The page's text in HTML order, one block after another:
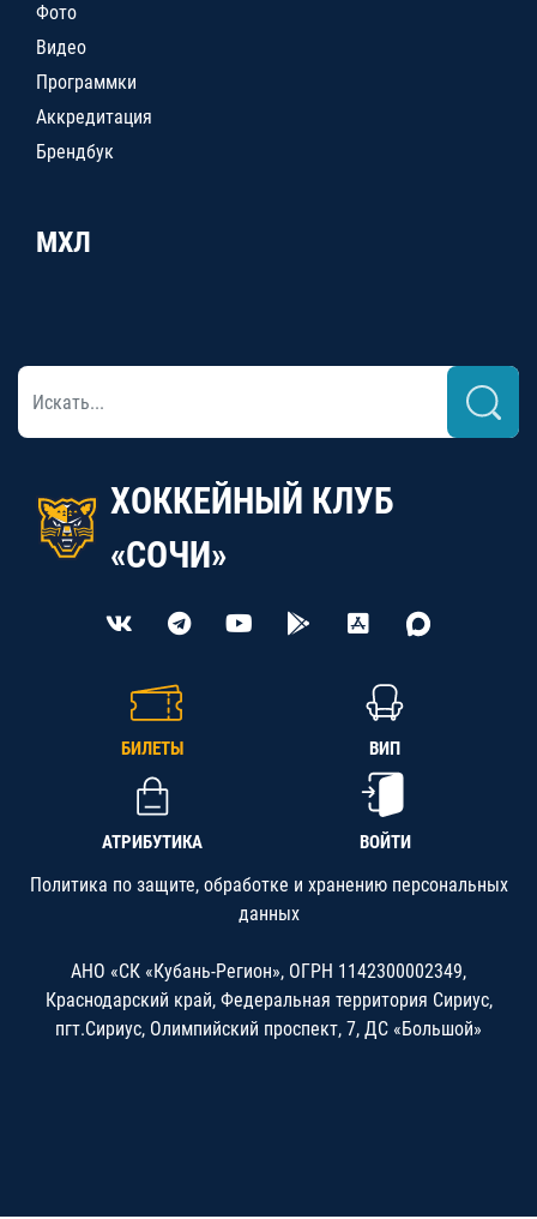
Фото
Видео
Программки
Аккредитация
Брендбук
МХЛ
ХОККЕЙНЫЙ КЛУБ
«СОЧИ»
БИЛЕТЫ ВИП
АТРИБУТИКА ВОЙТИ
Политика по защите, обработке и хранению персональных
данных
АНО «СК «Кубань-Регион», ОГРН 1142300002349,
Краснодарский край, Федеральная территория Сириус,
пгт.Сириус, Олимпийский проспект, 7, ДС «Большой»